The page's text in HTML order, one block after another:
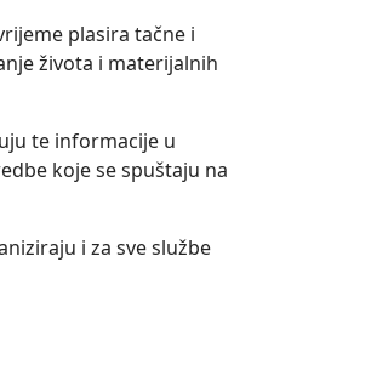
plasira tačne i
života i materijalnih
te informacije u
koje se spuštaju na
i za sve službe